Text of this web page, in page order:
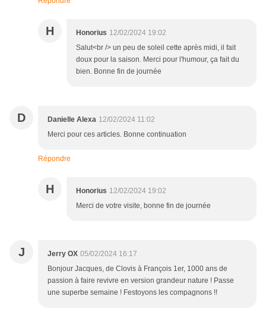
H Honorius 12/02/2024 19:02
Salut<br /> un peu de soleil cette après midi, il fait
doux pour la saison. Merci pour l'humour, ça fait du
bien. Bonne fin de journée
D Danielle Alexa 12/02/2024 11:02
Merci pour ces articles. Bonne continuation
Répondre
H Honorius 12/02/2024 19:02
Merci de votre visite, bonne fin de journée
J Jerry OX 05/02/2024 16:17
Bonjour Jacques, de Clovis à François 1er, 1000 ans de
passion à faire revivre en version grandeur nature ! Passe
une superbe semaine ! Festoyons les compagnons !!